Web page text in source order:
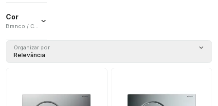
de
descarga
(1)
Cor
Branco / Cromo / Outros / Preto
( 2)
Cromo (2)
Organizar por
Relevância